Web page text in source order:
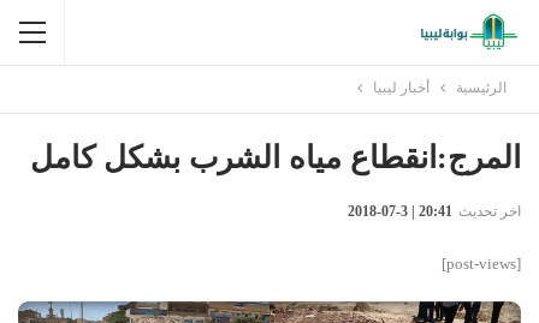
الرئيسية أخبار ليبيا
المرج:انقطاع مياه الشرب بشكل كامل
اخر تحديث 20:41 | 3-07-2018
[post-views]